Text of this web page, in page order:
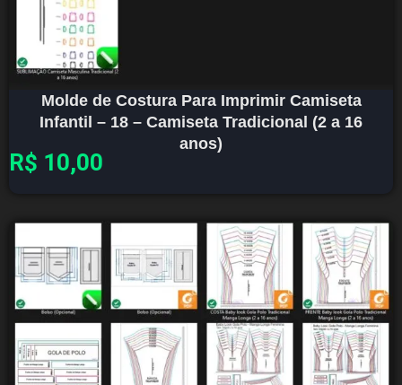
Molde de Costura Para Imprimir Camiseta
Infantil – 18 – Camiseta Tradicional (2 a 16
anos)
R$ 10,00